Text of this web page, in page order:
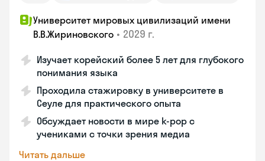
Университет мировых цивилизаций имени
В.В.Жириновского • 2029 г.
Изучает корейский более 5 лет для глубокого
понимания языка
Проходила стажировку в университете в
Сеуле для практического опыта
Обсуждает новости в мире k-pop с
учениками с точки зрения медиа
Читать дальше